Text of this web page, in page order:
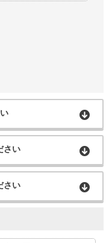
さい
さい